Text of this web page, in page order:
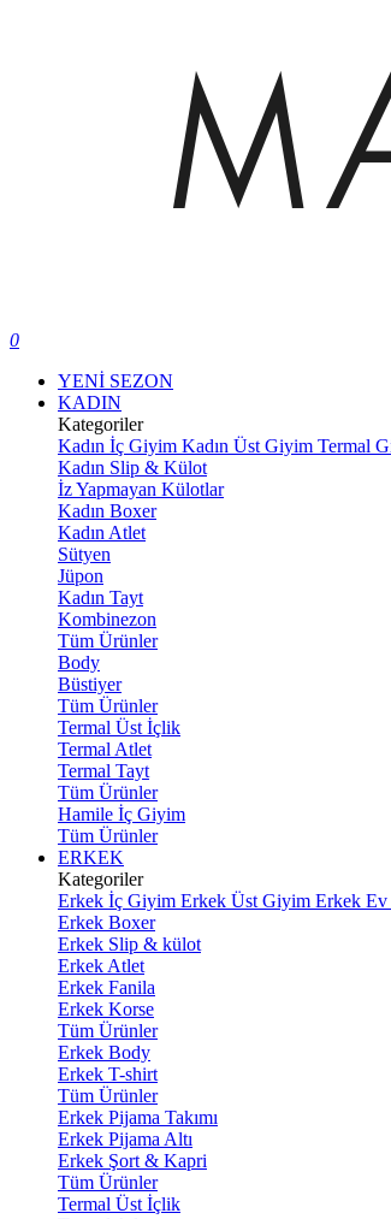
0
YENİ SEZON
KADIN
Kategoriler
Kadın İç Giyim Kadın Üst Giyim Termal
Kadın Slip & Külot
İz Yapmayan Külotlar
Kadın Boxer
Kadın Atlet
Sütyen
Jüpon
Kadın Tayt
Kombinezon
Tüm Ürünler
Body
Büstiyer
Tüm Ürünler
Termal Üst İçlik
Termal Atlet
Termal Tayt
Tüm Ürünler
Hamile İç Giyim
Tüm Ürünler
ERKEK
Kategoriler
Erkek İç Giyim Erkek Üst Giyim Erkek
Erkek Boxer
Erkek Slip & külot
Erkek Atlet
Erkek Fanila
Erkek Korse
Tüm Ürünler
Erkek Body
Erkek T-shirt
Tüm Ürünler
Erkek Pijama Takımı
Erkek Pijama Altı
Erkek Şort & Kapri
Tüm Ürünler
Termal Üst İçlik